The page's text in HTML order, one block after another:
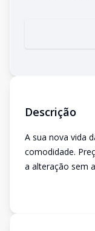
Descrição
A sua nova vida
comodidade.
a alteração sem